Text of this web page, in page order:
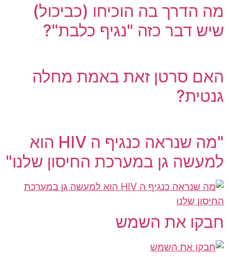
מה הדרך בה הוכיחו (כביכול)
שיש דבר כזה "נגיף כלבת"?
האם סרטן זאת באמת מחלה
גנטית?
"מה שנראה כנגיף ה HIV הוא
למעשה גן במערכת החיסון שלנו"
חבקו את השמש